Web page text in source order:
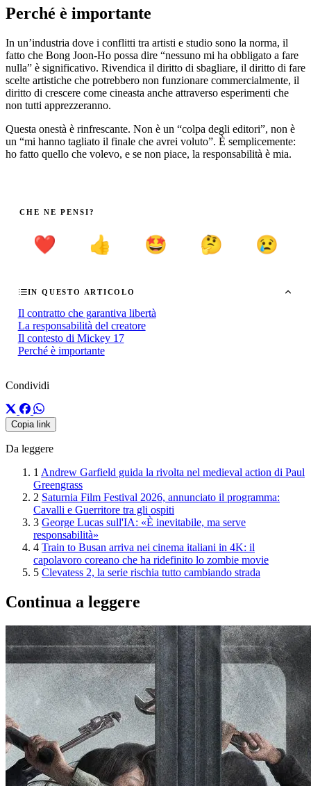
Perché è importante
In un’industria dove i conflitti tra artisti e studio sono la norma, il
fatto che Bong Joon-Ho possa dire “nessuno mi ha obbligato a fare
nulla” è significativo. Rivendica il diritto di sbagliare, il diritto di fare
scelte artistiche che potrebbero non funzionare commercialmente, il
diritto di crescere come cineasta anche attraverso esperimenti che
non tutti apprezzeranno.
Questa onestà è rinfrescante. Non è un “colpa degli editori”, non è
un “mi hanno tagliato il finale che avrei voluto”. È semplicemente:
ho fatto quello che volevo, e se non piace, la responsabilità è mia.
CHE NE PENSI?
❤️ 👍 🤩 🤔 😢
IN QUESTO ARTICOLO
Il contratto che garantiva libertà
La responsabilità del creatore
Il contesto di Mickey 17
Perché è importante
Condividi
Copia link
Da leggere
1 Andrew Garfield guida la rivolta nel medieval action di Paul
Greengrass
2 Saturnia Film Festival 2026, annunciato il programma:
Cavalli e Guerritore tra gli ospiti
3 George Lucas sull'IA: «È inevitabile, ma serve
responsabilità»
4 Train to Busan arriva nei cinema italiani in 4K: il
capolavoro coreano che ha ridefinito lo zombie movie
5 Clevatess 2, la serie rischia tutto cambiando strada
Continua a leggere